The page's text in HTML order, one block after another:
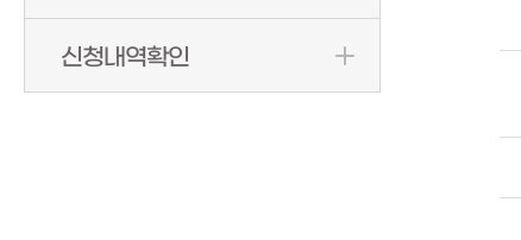
신청내역확인